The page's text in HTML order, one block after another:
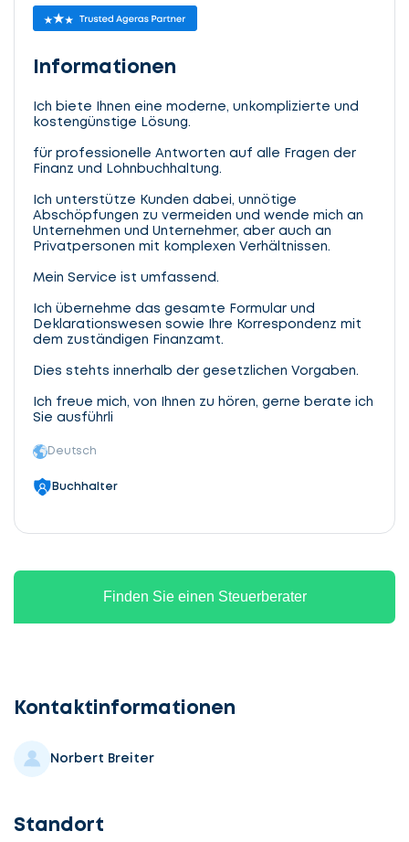
Informationen
Ich biete Ihnen eine moderne, unkomplizierte und
kostengünstige Lösung.
für professionelle Antworten auf alle Fragen der
Finanz und Lohnbuchhaltung.
Ich unterstütze Kunden dabei, unnötige
Abschöpfungen zu vermeiden und wende mich an
Unternehmen und Unternehmer, aber auch an
Privatpersonen mit komplexen Verhältnissen.
Mein Service ist umfassend.
Ich übernehme das gesamte Formular und
Deklarationswesen sowie Ihre Korrespondenz mit
dem zuständigen Finanzamt.
Dies stehts innerhalb der gesetzlichen Vorgaben.
Ich freue mich, von Ihnen zu hören, gerne berate ich
Sie ausführli
Deutsch
Buchhalter
Finden Sie einen Steuerberater
Kontaktinformationen
Norbert Breiter
Standort